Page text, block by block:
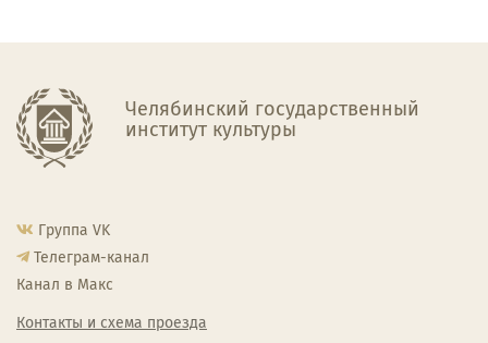
Челябинский государственный
институт культуры
Группа VK
Телеграм-канал
Канал в Макс
Контакты и схема проезда